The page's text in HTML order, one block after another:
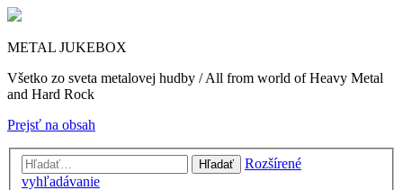
METAL JUKEBOX
Všetko zo sveta metalovej hudby / All from world of Heavy Metal
and Hard Rock
Prejsť na obsah
Hľadať
Rozšírené
vyhľadávanie